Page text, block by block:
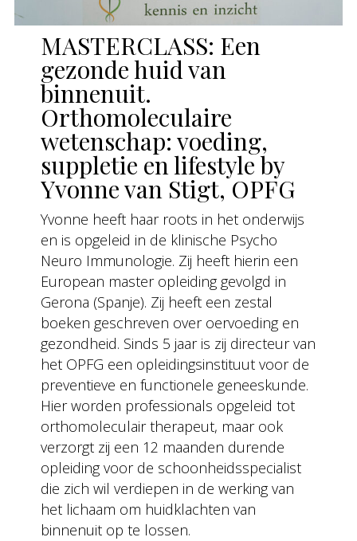
MASTERCLASS: Een
gezonde huid van
binnenuit.
Orthomoleculaire
wetenschap: voeding,
suppletie en lifestyle by
Yvonne van Stigt, OPFG
Yvonne heeft haar roots in het onderwijs
en is opgeleid in de klinische Psycho
Neuro Immunologie. Zij heeft hierin een
European master opleiding gevolgd in
Gerona (Spanje). Zij heeft een zestal
boeken geschreven over oervoeding en
gezondheid. Sinds 5 jaar is zij directeur van
het OPFG een opleidingsinstituut voor de
preventieve en functionele geneeskunde.
Hier worden professionals opgeleid tot
orthomoleculair therapeut, maar ook
verzorgt zij een 12 maanden durende
opleiding voor de schoonheidsspecialist
die zich wil verdiepen in de werking van
het lichaam om huidklachten van
binnenuit op te lossen.